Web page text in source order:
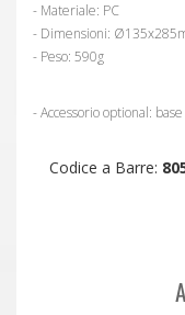
- Materiale: PC
- Dimensioni:
- Peso: 590g
- Accessorio optional:
Codice a Barre: